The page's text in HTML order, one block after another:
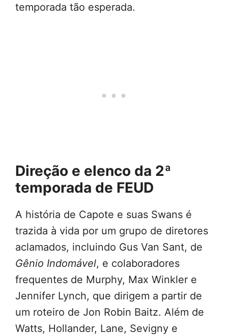
temporada tão esperada.
Direção e elenco da 2ª
temporada de FEUD
A história de Capote e suas Swans é
trazida à vida por um grupo de diretores
aclamados, incluindo Gus Van Sant, de
Gênio Indomável, e colaboradores
frequentes de Murphy, Max Winkler e
Jennifer Lynch, que dirigem a partir de
um roteiro de Jon Robin Baitz. Além de
Watts, Hollander, Lane, Sevigny e